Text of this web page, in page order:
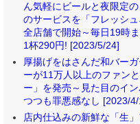
ん気軽にビールと夜限定
のサービスを「フレッシ
全店舗で開始～毎日19時
1杯290円! [2023/5/24]
厚揚げをはさんだ和バー
ーが11万人以上のファン
ー」を発売～見た目のイ
つつも罪悪感なし [2023/
店内仕込みの新鮮な「生